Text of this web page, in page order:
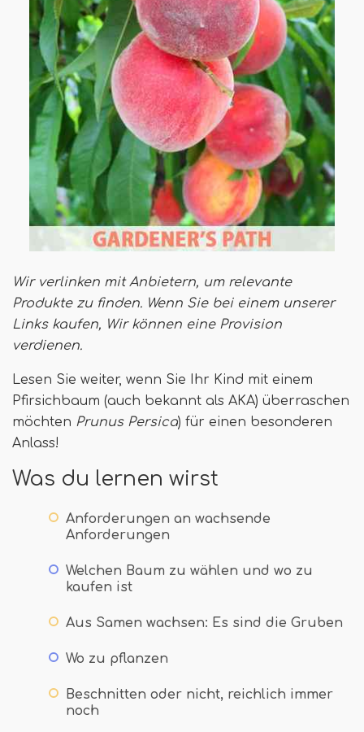
Wir verlinken mit Anbietern, um relevante
Produkte zu finden. Wenn Sie bei einem unserer
Links kaufen, Wir können eine Provision
verdienen.
Lesen Sie weiter, wenn Sie Ihr Kind mit einem
Pfirsichbaum (auch bekannt als AKA) überraschen
möchten Prunus Persica) für einen besonderen
Anlass!
Was du lernen wirst
Anforderungen an wachsende
Anforderungen
Welchen Baum zu wählen und wo zu
kaufen ist
Aus Samen wachsen: Es sind die Gruben
Wo zu pflanzen
Beschnitten oder nicht, reichlich immer
noch